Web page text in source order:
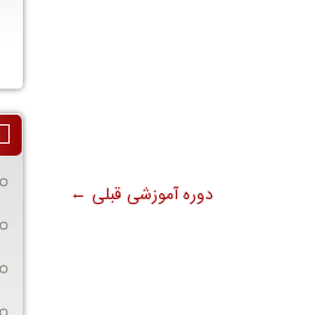
دوره آموزشی قبلی ←